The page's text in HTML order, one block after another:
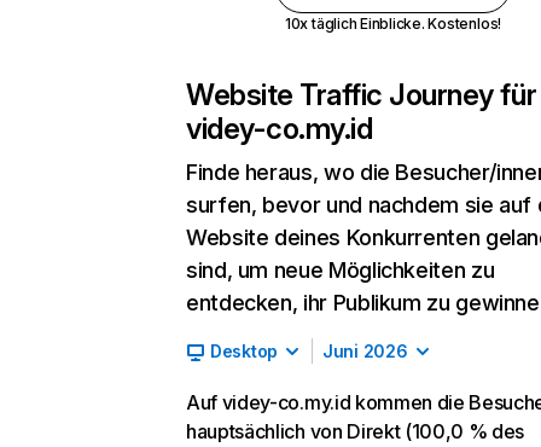
10x täglich Einblicke. Kostenlos!
Website Traffic Journey für
videy-co.my.id
Finde heraus, wo die Besucher/
surfen, bevor und nachdem sie auf
Website deines Konkurrenten
sind, um neue Möglichkeiten zu
entdecken, ihr Publikum zu
Desktop Juni 2026
Auf videy-co.my.id kommen die
hauptsächlich von Direkt (100,0 % des